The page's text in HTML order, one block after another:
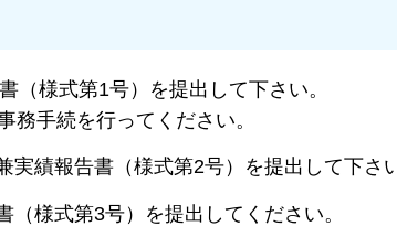
（様式第1号）を提出して下さい。
手続を行ってください。
実績報告書（様式第2号）を提出して下さ
（様式第3号）を提出してください。